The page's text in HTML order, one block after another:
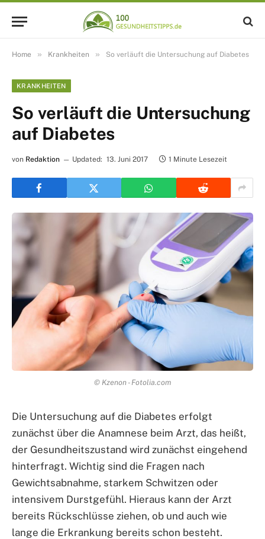
Home » Krankheiten » So verläuft die Untersuchung auf Diabetes
KRANKHEITEN
So verläuft die Untersuchung
auf Diabetes
von Redaktion Updated: 13. Juni 2017 1 Minute Lesezeit
© Kzenon - Fotolia.com
Die Untersuchung auf die Diabetes erfolgt
zunächst über die Anamnese beim Arzt, das heißt,
der Gesundheitszustand wird zunächst eingehend
hinterfragt. Wichtig sind die Fragen nach
Gewichtsabnahme, starkem Schwitzen oder
intensivem Durstgefühl. Hieraus kann der Arzt
bereits Rückschlüsse ziehen, ob und auch wie
lange die Erkrankung bereits schon besteht.